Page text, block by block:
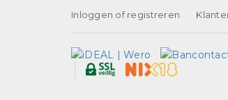
Inloggen of registreren